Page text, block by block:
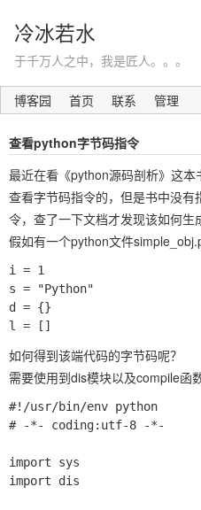
冷冰若水
于千万人之中，我是匠人。。。
博客园 首页 联系 管理
查看python字节码指令
最近在看《python源码剖析》这
查看字节码指令的，但是书中没
令，查了一下文档才发现该如何生
假如有一个python文件
i = 1
s = "Python"
d = {}
如何得到该端代码的字节码呢？
需要使用到dis模块以及compile函数
#!/usr/bin/env python
# -*- coding:utf-8 -*-
import sys
import dis